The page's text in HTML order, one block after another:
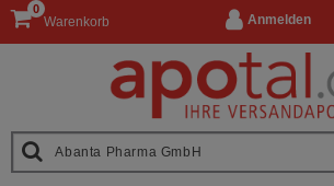
Anmelden
Warenkorb
0